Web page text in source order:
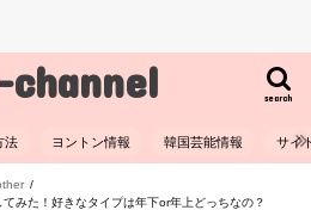
search
法 ヨントン情報 韓国芸能情報 サイ
みた！好きなタイプは年下or年上どっちなの？